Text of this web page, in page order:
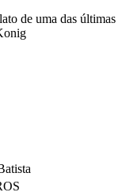
de uma das últimas